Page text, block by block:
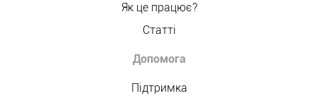
Як це працює?
Статті
Допомога
Підтримка